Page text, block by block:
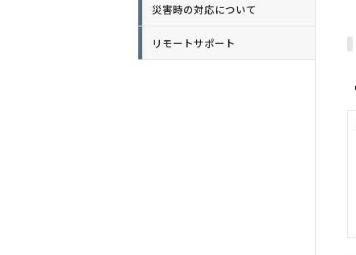
災害時の対応について
リモートサポート